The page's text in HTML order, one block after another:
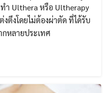
ำ Ulthera หรือ Ultherapy
ตึงโดยไม่ต้องผ่าตัด ที่ได้รับ
หลายประเทศ